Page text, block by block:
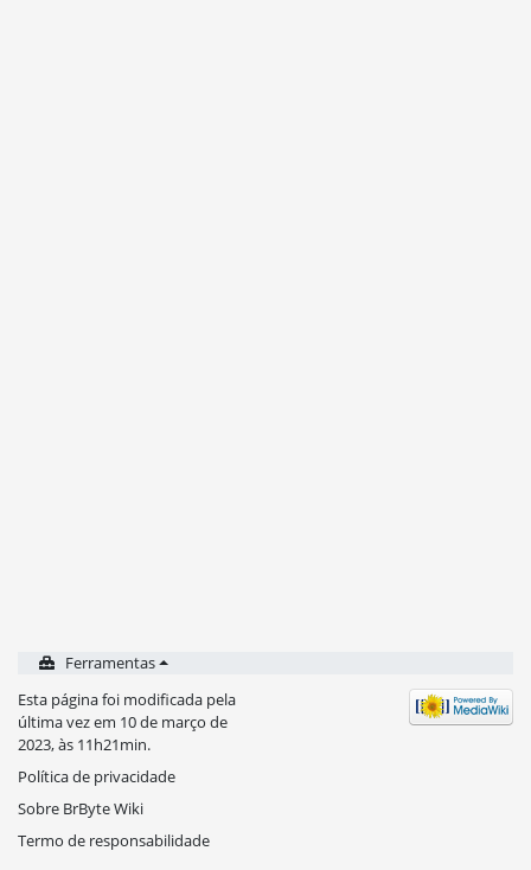
Ferramentas
Esta página foi modificada pela
última vez em 10 de março de
2023, às 11h21min.
Política de privacidade
Sobre BrByte Wiki
Termo de responsabilidade